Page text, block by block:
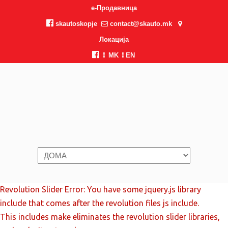
e-Продавница
skautoskopje contact@skauto.mk
Локација
MK EN
Revolution Slider Error: You have some jquery.js library
include that comes after the revolution files js include.
This includes make eliminates the revolution slider libraries,